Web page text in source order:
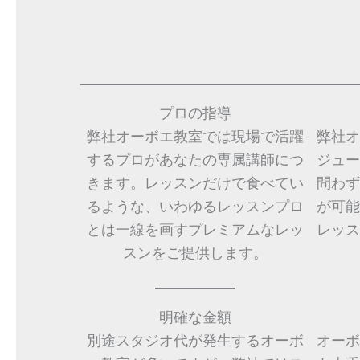
プロの指導
弊社オーボエ教室では現場で活躍
するプロがあなたの専属講師につ
きます。レッスンだけで食べてい
るような、いわゆるレッスンプロ
とは一線を画すプレミアムなレッ
スンをご提供します。
弊社
ジュ
問わ
が可
レッ
明確な金額
別途スタジオ代が発生するオーボ
オー